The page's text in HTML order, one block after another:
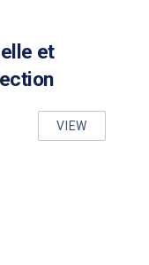
et
VIEW
MATIÈRE